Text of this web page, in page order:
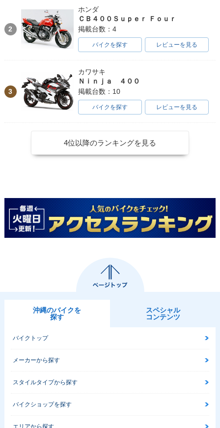
2
ホンダ
ＣＢ４００Ｓｕｐｅｒ Ｆｏｕｒ
掲載台数：4
バイクを探す レビューを見る
3
カワサキ
Ｎｉｎｊａ ４００
掲載台数：10
バイクを探す レビューを見る
4位以降のランキングを見る
沖縄のバイクを
探す
スペシャル
コンテンツ
バイクトップ
メーカーから探す
スタイルタイプから探す
バイクショップを探す
エリアから探す